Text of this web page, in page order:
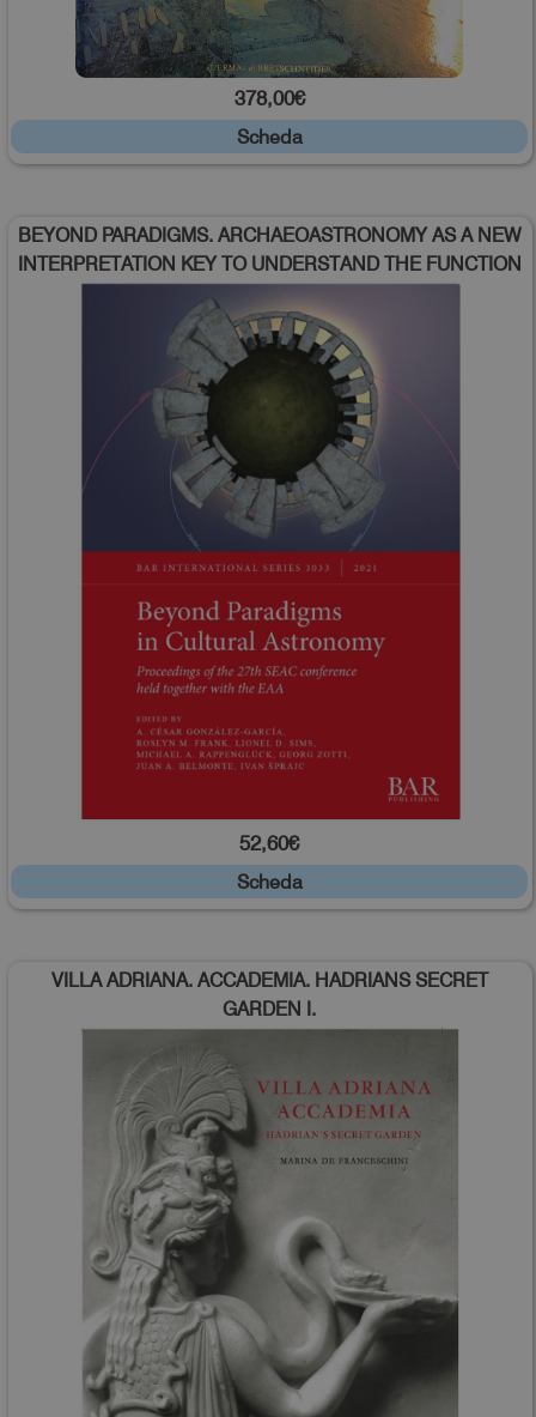
378,00€
Scheda
BEYOND PARADIGMS. ARCHAEOASTRONOMY AS A NEW
INTERPRETATION KEY TO UNDERSTAND THE FUNCTION
AND MEANING OF ANCIENT ROMAN BUILDINGS
52,60€
Scheda
VILLA ADRIANA. ACCADEMIA. HADRIANS SECRET
GARDEN I.